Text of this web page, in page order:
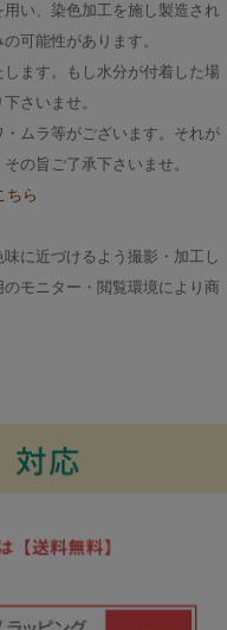
い、染色加工を施し製造され
可能性があります。
ます。もし水分が付着した場
さいませ。
ムラ等がございます。それが
の旨ご了承下さいませ。
ちら
に近づけるよう撮影・加工し
モニター・閲覧環境により商